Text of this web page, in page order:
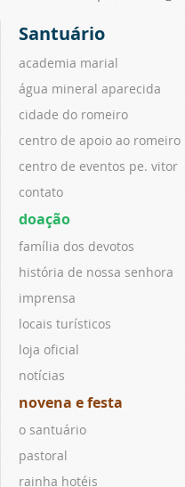
Santuário
academia marial
água mineral aparecida
cidade do romeiro
centro de apoio ao romeiro
centro de eventos pe. vitor
contato
doação
família dos devotos
história de nossa senhora
imprensa
locais turísticos
loja oficial
notícias
novena e festa
o santuário
pastoral
rainha hotéis